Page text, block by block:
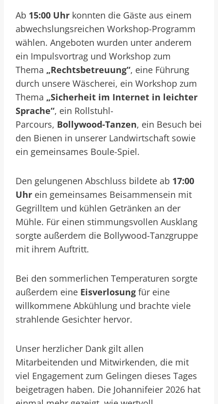
Ab 15:00 Uhr konnten die Gäste aus einem
abwechslungsreichen Workshop-Programm
wählen. Angeboten wurden unter anderem
ein Impulsvortrag und Workshop zum
Thema „Rechtsbetreuung“, eine Führung
durch unsere Wäscherei, ein Workshop zum
Thema „Sicherheit im Internet in leichter
Sprache“, ein Rollstuhl-
Parcours, Bollywood-Tanzen, ein Besuch bei
den Bienen in unserer Landwirtschaft sowie
ein gemeinsames Boule-Spiel.
Den gelungenen Abschluss bildete ab 17:00
Uhr ein gemeinsames Beisammensein mit
Gegrilltem und kühlen Getränken an der
Mühle. Für einen stimmungsvollen Ausklang
sorgte außerdem die Bollywood-Tanzgruppe
mit ihrem Auftritt.
Bei den sommerlichen Temperaturen sorgte
außerdem eine Eisverlosung für eine
willkommene Abkühlung und brachte viele
strahlende Gesichter hervor.
Unser herzlicher Dank gilt allen
Mitarbeitenden und Mitwirkenden, die mit
viel Engagement zum Gelingen dieses Tages
beigetragen haben. Die Johannifeier 2026 hat